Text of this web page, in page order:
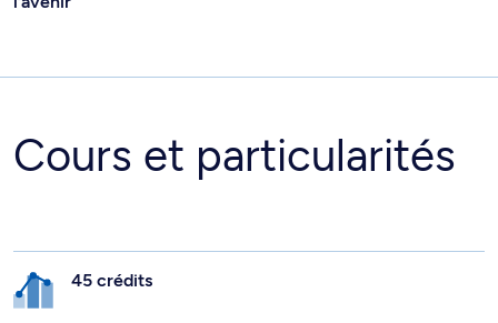
Cours et particularités
45 crédits